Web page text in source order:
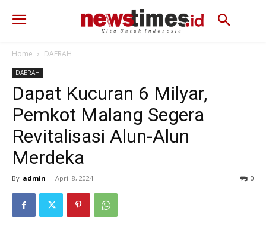
Home DAERAH
DAERAH
Dapat Kucuran 6 Milyar,
Pemkot Malang Segera
Revitalisasi Alun-Alun
Merdeka
By admin - April 8, 2024 0